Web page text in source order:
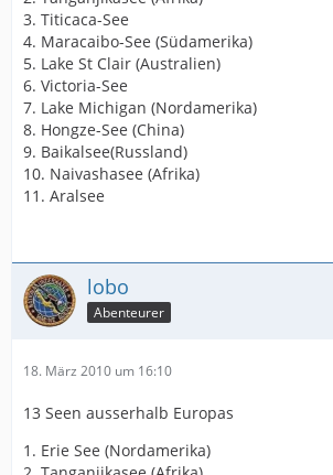
3. Titicaca-See
4. Maracaibo-See (Südamerika)
5. Lake St Clair (Australien)
6. Victoria-See
7. Lake Michigan (Nordamerika)
8. Hongze-See (China)
9. Baikalsee(Russland)
10. Naivashasee (Afrika)
11. Aralsee
lobo
Abenteurer
18. März 2010 um 16:10
13 Seen ausserhalb Europas
1. Erie See (Nordamerika)